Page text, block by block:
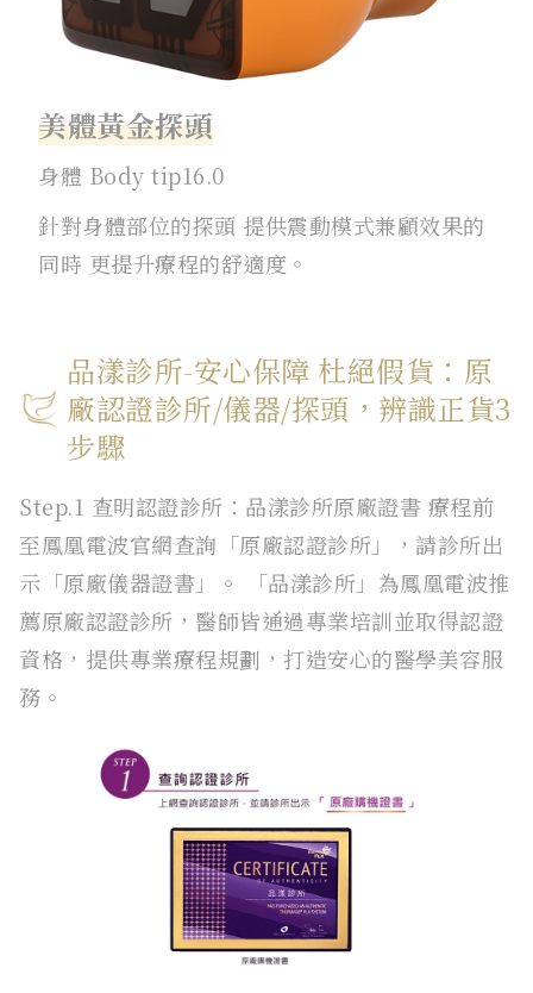
美體黃金探頭
身體 Body tip16.0
針對身體部位的探頭 提供震動模式兼顧效果的
同時 更提升療程的舒適度。
品漾診所-安心保障 杜絕假貨：原
廠認證診所/儀器/探頭，辨識正貨3
步驟
Step.1 查明認證診所：品漾診所原廠證書 療程前
至鳳凰電波官網查詢「原廠認證診所」，請診所出
示「原廠儀器證書」。 「品漾診所」為鳳凰電波推
薦原廠認證診所，醫師皆通過專業培訓並取得認證
資格，提供專業療程規劃，打造安心的醫學美容服
務。